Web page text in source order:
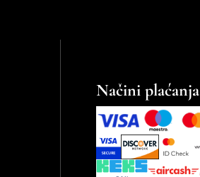
Načini plaćanja